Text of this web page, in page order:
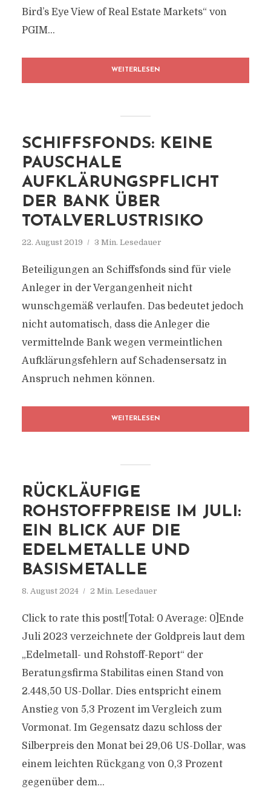
Bird’s Eye View of Real Estate Markets“ von
PGIM...
WEITERLESEN
SCHIFFSFONDS: KEINE
PAUSCHALE
AUFKLÄRUNGSPFLICHT
DER BANK ÜBER
TOTALVERLUSTRISIKO
22. August 2019 3 Min. Lesedauer
Beteiligungen an Schiffsfonds sind für viele
Anleger in der Vergangenheit nicht
wunschgemäß verlaufen. Das bedeutet jedoch
nicht automatisch, dass die Anleger die
vermittelnde Bank wegen vermeintlichen
Aufklärungsfehlern auf Schadensersatz in
Anspruch nehmen können.
WEITERLESEN
RÜCKLÄUFIGE
ROHSTOFFPREISE IM JULI:
EIN BLICK AUF DIE
EDELMETALLE UND
BASISMETALLE
8. August 2024 2 Min. Lesedauer
Click to rate this post![Total: 0 Average: 0]Ende
Juli 2023 verzeichnete der Goldpreis laut dem
„Edelmetall- und Rohstoff-Report“ der
Beratungsfirma Stabilitas einen Stand von
2.448,50 US-Dollar. Dies entspricht einem
Anstieg von 5,3 Prozent im Vergleich zum
Vormonat. Im Gegensatz dazu schloss der
Silberpreis den Monat bei 29,06 US-Dollar, was
einem leichten Rückgang von 0,3 Prozent
gegenüber dem...